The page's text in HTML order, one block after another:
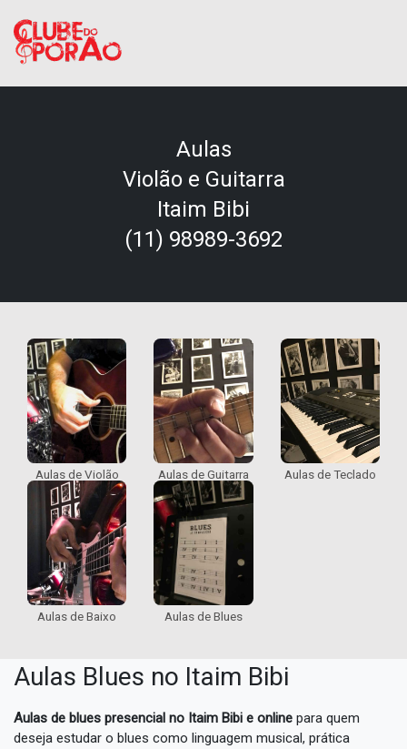
Aulas
Violão e Guitarra
Itaim Bibi
(11) 98989-3692
Aulas de Violão Aulas de Guitarra Aulas de Teclado
Aulas de Baixo Aulas de Blues
Aulas Blues no Itaim Bibi
Aulas de blues presencial no Itaim Bibi e online para quem
deseja estudar o blues como linguagem musical, prática